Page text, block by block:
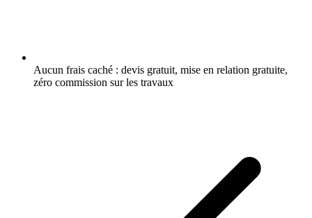
Aucun frais caché : devis gratuit, mise en relation gratuite,
zéro commission sur les travaux